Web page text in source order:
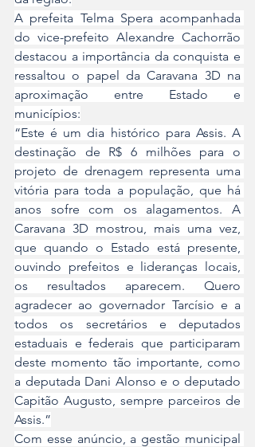
A prefeita Telma Spera acompanhada
do vice-prefeito Alexandre Cachorrão
destacou a importância da conquista e
ressaltou o papel da Caravana 3D na
aproximação entre Estado e
municípios:
“Este é um dia histórico para Assis. A
destinação de R$ 6 milhões para o
projeto de drenagem representa uma
vitória para toda a população, que há
anos sofre com os alagamentos. A
Caravana 3D mostrou, mais uma vez,
que quando o Estado está presente,
ouvindo prefeitos e lideranças locais,
os resultados aparecem. Quero
agradecer ao governador Tarcísio e a
todos os secretários e deputados
estaduais e federais que participaram
deste momento tão importante, como
a deputada Dani Alonso e o deputado
Capitão Augusto, sempre parceiros de
Assis.”
Com esse anúncio, a gestão municipal